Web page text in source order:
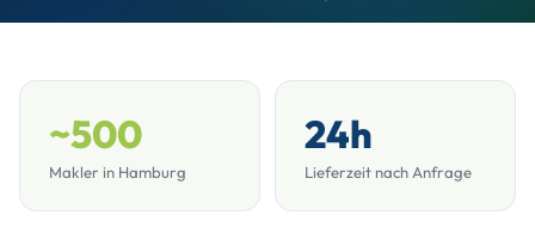
~500
Makler in Hamburg
24h
Lieferzeit nach Anfrage